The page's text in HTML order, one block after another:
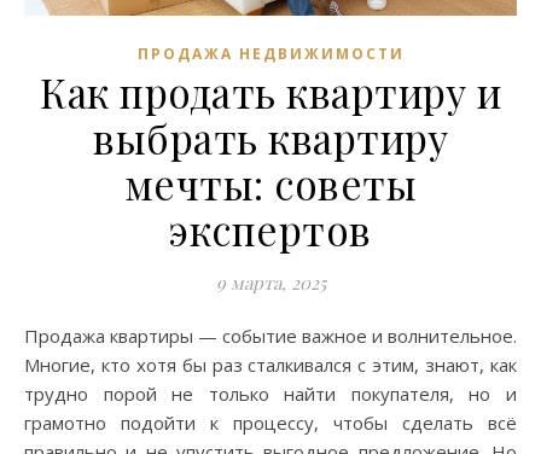
ПРОДАЖА НЕДВИЖИМОСТИ
Как продать квартиру и
выбрать квартиру
мечты: советы
экспертов
9 марта, 2025
Продажа квартиры — событие важное и волнительное.
Многие, кто хотя бы раз сталкивался с этим, знают, как
трудно порой не только найти покупателя, но и
грамотно подойти к процессу, чтобы сделать всё